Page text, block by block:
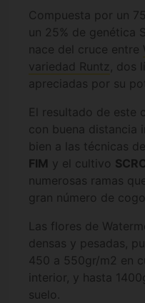
Compuesta por un
un 25% de genética
nace del cruce entre
variedad Runtz , dos
apreciadas por su
El resultado de este
con buena distancia
bien a las técnicas
FIM y el cultivo
numerosas ramas
gran número de
Las flores de
densas y pesadas,
450 a 550gr/m2 en
interior, y hasta
suelo.